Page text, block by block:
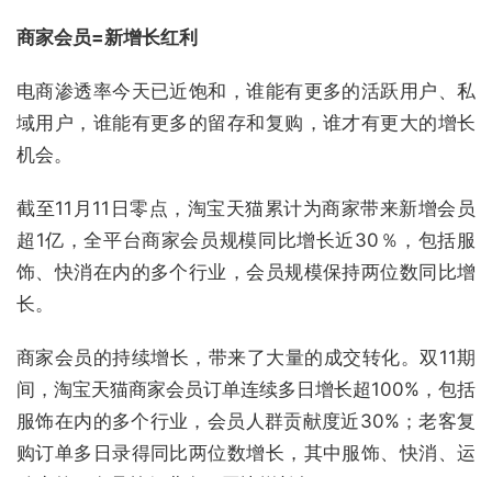
商家会员=新增长红利
电商渗透率今天已近饱和，谁能有更多的活跃用户、私
域用户，谁能有更多的留存和复购，谁才有更大的增长
机会。
截至11月11日零点，淘宝天猫累计为商家带来新增会员
超1亿，全平台商家会员规模同比增长近30％，包括服
饰、快消在内的多个行业，会员规模保持两位数同比增
长。
商家会员的持续增长，带来了大量的成交转化。双11期
间，淘宝天猫商家会员订单连续多日增长超100%，包括
服饰在内的多个行业，会员人群贡献度近30%；老客复
购订单多日录得同比两位数增长，其中服饰、快消、运